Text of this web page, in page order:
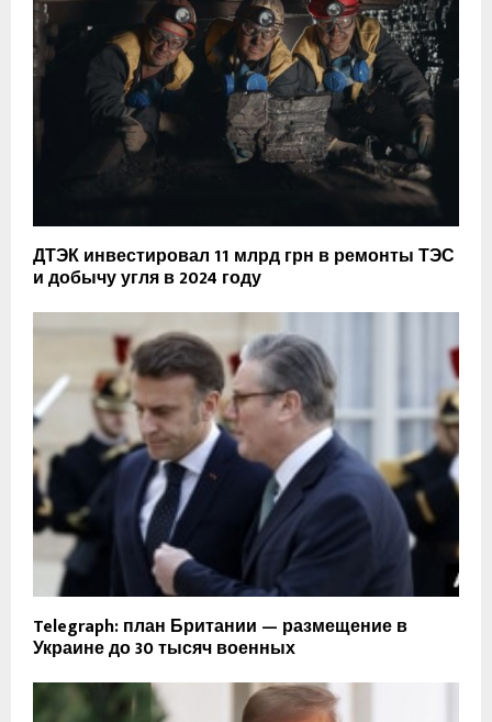
ДТЭК инвестировал 11 млрд грн в ремонты ТЭС
и добычу угля в 2024 году
Telegraph: план Британии — размещение в
Украине до 30 тысяч военных